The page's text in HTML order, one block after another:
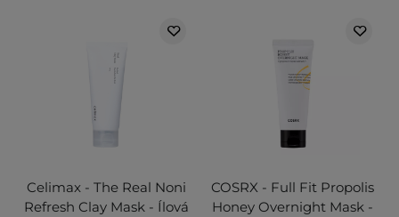
Celimax - The Real Noni
Refresh Clay Mask - Ílová
COSRX - Full Fit Propolis
Honey Overnight Mask -